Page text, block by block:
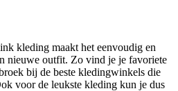
kleding maakt het eenvoudig en
nieuwe outfit. Zo vind je je favoriete
bij de beste kledingwinkels die
voor de leukste kleding kun je dus